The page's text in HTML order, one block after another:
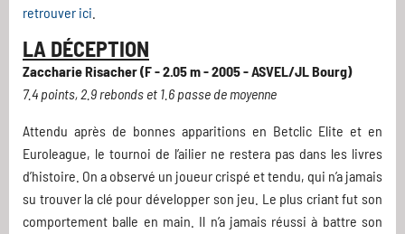
retrouver ici
LA DÉCEPTION
Zaccharie Risacher (F - 2.05 m - 2005 - ASVEL/JL Bourg)
7.4 points, 2.9 rebonds et 1.6 passe de moyenne
Attendu après de bonnes apparitions en Betclic Elite et en
Euroleague, le tournoi de l’ailier ne restera pas dans les livres
d’histoire. On a observé un joueur crispé et tendu, qui n’a jamais
su trouver la clé pour développer son jeu. Le plus criant fut son
comportement balle en main. Il n’a jamais réussi à battre son